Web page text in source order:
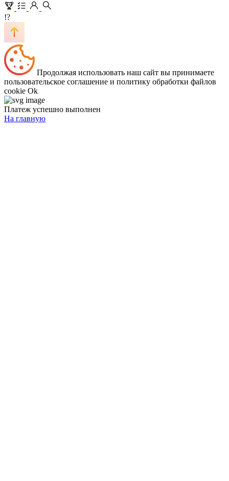
!?
Продолжая использовать наш сайт вы принимаете
пользовательское соглашение и политику обработки файлов
cookie Ok
Платеж успешно выполнен
На главную